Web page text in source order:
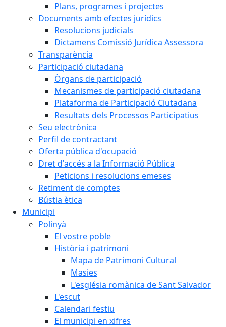
Plans, programes i projectes
Documents amb efectes jurídics
Resolucions judicials
Dictamens Comissió Jurídica Assessora
Transparència
Participació ciutadana
Òrgans de participació
Mecanismes de participació ciutadana
Plataforma de Participació Ciutadana
Resultats dels Processos Participatius
Seu electrònica
Perfil de contractant
Oferta pública d'ocupació
Dret d'accés a la Informació Pública
Peticions i resolucions emeses
Retiment de comptes
Bústia ètica
Municipi
Polinyà
El vostre poble
Història i patrimoni
Mapa de Patrimoni Cultural
Masies
L'església romànica de Sant Salvador
L'escut
Calendari festiu
El municipi en xifres